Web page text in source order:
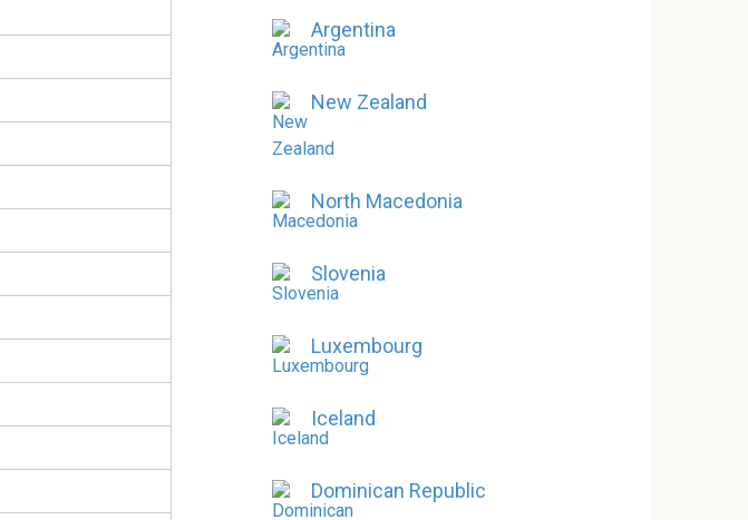
Argentina
New Zealand
North Macedonia
Slovenia
Luxembourg
Iceland
Dominican Republic